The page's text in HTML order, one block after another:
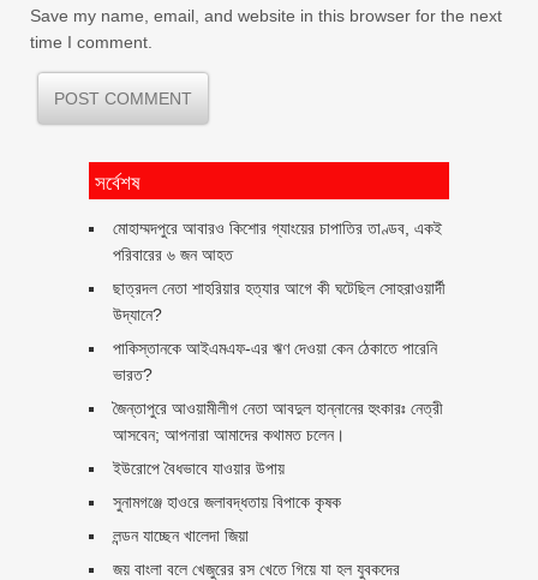
Save my name, email, and website in this browser for the next
time I comment.
সর্বেশষ
মোহাম্মদপুরে আবারও কিশোর গ্যাংয়ের চাপাতির তাণ্ডব, একই
পরিবারের ৬ জন আহত
ছাত্রদল নেতা শাহরিয়ার হত্যার আগে কী ঘটেছিল সোহরাওয়ার্দী
উদ্যানে?
পাকিস্তানকে আইএমএফ-এর ঋণ দেওয়া কেন ঠেকাতে পারেনি
ভারত?
জৈন্তাপুরে আওয়ামীলীগ নেতা আবদুল হান্নানের হুংকারঃ নেত্রী
আসবেন; আপনারা আমাদের কথামত চলেন।
ইউরোপে বৈধভাবে যাওয়ার উপায়
সুনামগঞ্জে হাওরে জলাবদ্ধতায় বিপাকে কৃষক
লন্ডন যাচ্ছেন খালেদা জিয়া
জয় বাংলা বলে খেজুরের রস খেতে গিয়ে যা হল যুবকদের